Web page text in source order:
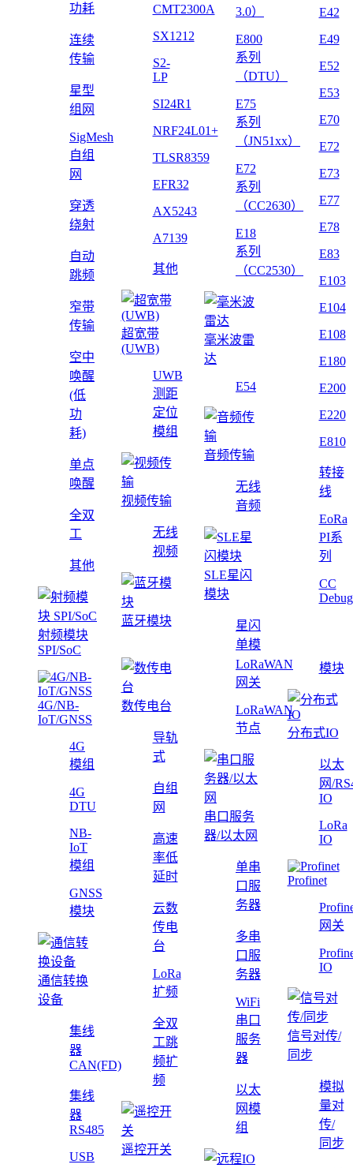
功耗
连续
传输
星型
组网
SigMesh
自组
网
穿透
绕射
自动
跳频
窄带
传输
空中
唤醒
(低
功
耗)
单点
唤醒
全双
工
其他
射频模块
SPI/SoC
CMT2300A
SX1212
S2-
LP
SI24R1
NRF24L01+
TLSR8359
EFR32
AX5243
A7139
其他
超宽带
(UWB)
UWB
测距
定位
模组
视频传输
无线
视频
蓝牙模块
3.0）
E800
系列
（DTU）
E75
系列
（JN51xx）
E72
系列
（CC2630）
E18
系列
（CC2530）
毫米波雷
达
E54
音频传输
无线
音频
SLE星闪
模块
星闪
单模
E42
E49
E52
E53
E70
E72
E73
E77
E78
E83
E103
E104
E108
E180
E200
E220
E810
转接
线
EoRa
PI系
列
CC
4G/NB-
IoT/GNSS
4G
模组
4G
DTU
NB-
IoT
模组
GNSS
模块
通信转换
设备
集线
器
CAN(FD)
集线
器
RS485
USB
数传电台
导轨
式
自组
网
高速
率低
延时
云数
传电
台
LoRa
扩频
全双
工跳
频扩
频
遥控开关
LoRaWAN
网关
LoRaWAN
节点
串口服务
器/以太网
单串
口服
务器
多串
口服
务器
WiFi
串口
服务
器
以太
网模
组
模块
分布式IO
以太
网/
IO
LoRa
IO
Profinet
网关
IO
信号对传/
同步
模拟
量对
传/
同步